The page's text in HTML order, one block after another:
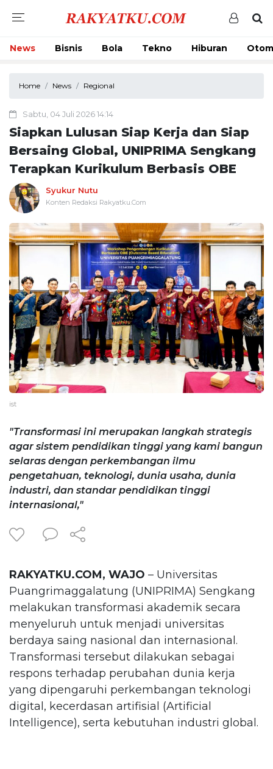
News Bisnis Bola Tekno Hiburan
Home News Regional
Sabtu, 04 Juli 2026 14:14
Siapkan Lulusan Siap Kerja dan Siap
Bersaing Global, UNIPRIMA Sengkang
Terapkan Kurikulum Berbasis OBE
Syukur Nutu
Konten Redaksi Rakyatku.Com
ist
"Transformasi ini merupakan langkah strategis
agar sistem pendidikan tinggi yang kami bangun
selaras dengan perkembangan ilmu
pengetahuan, teknologi, dunia usaha, dunia
industri, dan standar pendidikan tinggi
internasional,"
RAKYATKU.COM, WAJO – Universitas
Puangrimaggalatung (UNIPRIMA) Sengkang
melakukan transformasi akademik secara
menyeluruh untuk menjadi universitas
berdaya saing nasional dan internasional.
Transformasi tersebut dilakukan sebagai
respons terhadap perubahan dunia kerja
yang dipengaruhi perkembangan teknologi
digital, kecerdasan artifisial (Artificial
Intelligence), serta kebutuhan industri global.